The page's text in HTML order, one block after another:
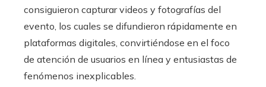
consiguieron capturar videos y fotografías del
evento, los cuales se difundieron rápidamente en
plataformas digitales, convirtiéndose en el foco
de atención de usuarios en línea y entusiastas de
fenómenos inexplicables.